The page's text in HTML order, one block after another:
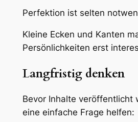
Perfektion ist selten
Kleine Ecken und Kanten
Persönlichkeiten erst
Langfristig denken
Bevor Inhalte veröffentlicht
eine einfache Frage helfen: